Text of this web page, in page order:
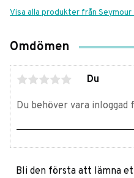
Visa alla produkter från Seymour
Omdömen
Du
Bli den första att lämna